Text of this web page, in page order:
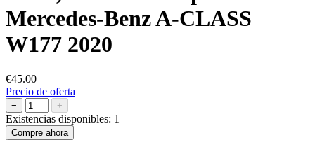
Mercedes-Benz A-CLASS
W177 2020
€45.00
Precio de oferta
− +
Existencias disponibles: 1
Compre ahora